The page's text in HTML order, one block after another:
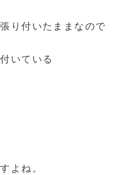
り付いたままなので
いている
すよね。